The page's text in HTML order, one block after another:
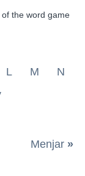
the word game
L M
N
Menjar »